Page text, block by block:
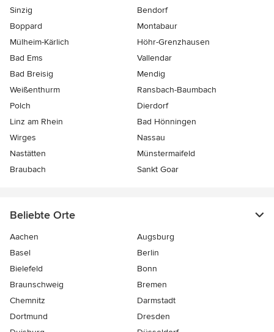
Sinzig
Bendorf
Boppard
Montabaur
Mülheim-Kärlich
Höhr-Grenzhausen
Bad Ems
Vallendar
Bad Breisig
Mendig
Weißenthurm
Ransbach-Baumbach
Polch
Dierdorf
Linz am Rhein
Bad Hönningen
Wirges
Nassau
Nastätten
Münstermaifeld
Braubach
Sankt Goar
Beliebte Orte
Aachen
Augsburg
Basel
Berlin
Bielefeld
Bonn
Braunschweig
Bremen
Chemnitz
Darmstadt
Dortmund
Dresden